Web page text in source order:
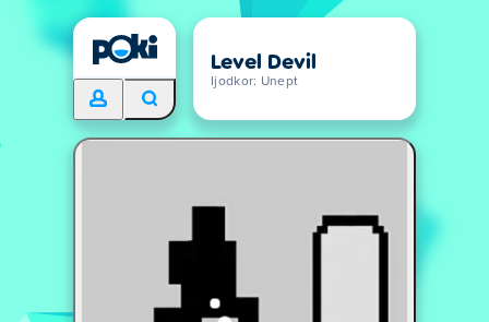
Level Devil
Ijodkor: Unept